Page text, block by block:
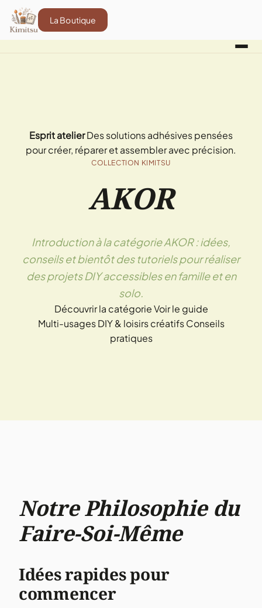
La Boutique
Esprit atelierDes solutions adhésives pensées
pour créer, réparer et assembler avec précision.
COLLECTION KIMITSU
AKOR
Introduction à la catégorie AKOR : idées,
conseils et bientôt des tutoriels pour réaliser
des projets DIY accessibles en famille et en
solo.
Découvrir la catégorieVoir le guide
Multi-usages DIY & loisirs créatifs Conseils
pratiques
Notre Philosophie du
Faire-Soi-Même
Idées rapides pour
commencer